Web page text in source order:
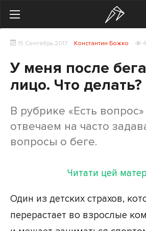
Тренировки
Мотивация
Экипировка
Женщинам
15 Сентябрь 2017 Константин Божко
У меня после
лицо. Что делать?
В рубрике «Есть
отвечаем на часто
вопросы о беге.
Читати цей
Один из детских страхов,
перерастает во взрослые